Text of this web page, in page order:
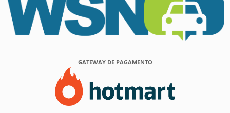
GATEWAY DE PAGAMENTO